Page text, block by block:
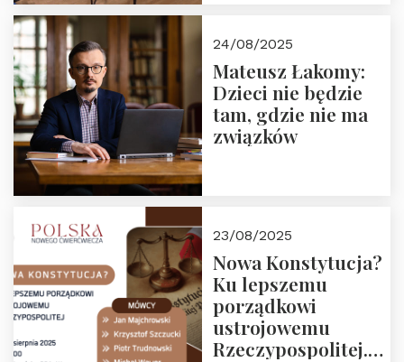
24/08/2025
Mateusz Łakomy:
Dzieci nie będzie
tam, gdzie nie ma
związków
23/08/2025
Nowa Konstytucja?
Ku lepszemu
porządkowi
ustrojowemu
Rzeczypospolitej.